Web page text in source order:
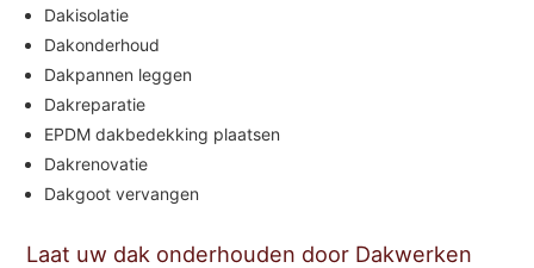
Dakisolatie
Dakonderhoud
Dakpannen leggen
Dakreparatie
EPDM dakbedekking plaatsen
Dakrenovatie
Dakgoot vervangen
Laat uw dak onderhouden door Dakwerken